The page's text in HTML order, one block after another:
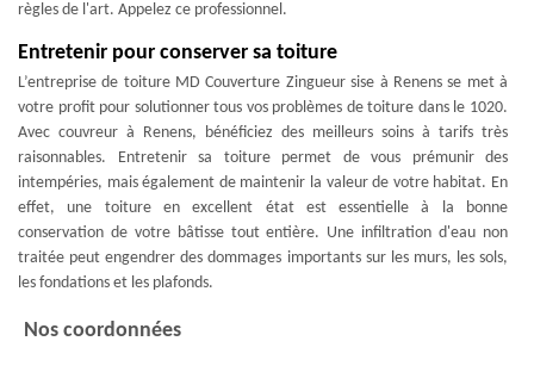
règles de l'art. Appelez ce professionnel.
Entretenir pour conserver sa toiture
L’entreprise de toiture MD Couverture Zingueur sise à Renens se met à
votre profit pour solutionner tous vos problèmes de toiture dans le 1020.
Avec couvreur à Renens, bénéficiez des meilleurs soins à tarifs très
raisonnables. Entretenir sa toiture permet de vous prémunir des
intempéries, mais également de maintenir la valeur de votre habitat. En
effet, une toiture en excellent état est essentielle à la bonne
conservation de votre bâtisse tout entière. Une infiltration d'eau non
traitée peut engendrer des dommages importants sur les murs, les sols,
les fondations et les plafonds.
Nos coordonnées